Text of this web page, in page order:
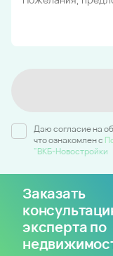
Даю согласие на
что ознакомлен c
"ВКБ-Новостройки
Заказать
эксперта по